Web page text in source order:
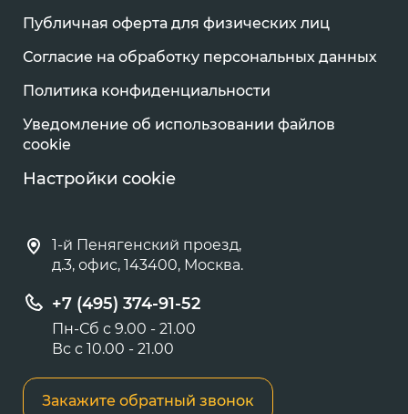
Публичная оферта для физических лиц
Согласие на обработку персональных данных
Политика конфиденциальности
Уведомление об использовании файлов
cookie
Настройки cookie
1-й Пенягенский проезд,
д.3, офис, 143400, Москва.
+7 (495) 374-91-52
Пн-Сб с 9.00 - 21.00
Вс с 10.00 - 21.00
Закажите обратный звонок